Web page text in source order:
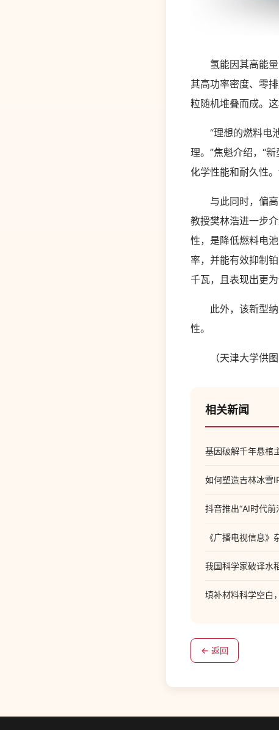
氢能因其高能量
其高功率密度、零
粒随机堆叠而成。
“理想的燃料电池
理。”焦魁介绍，“
化学性能和耐久性。
与此同时，偏高
教授樊林浩进一步
性，是降低燃料电
率，并能有效抑制
千瓦，且表现出更为
此外，该新型纳
性。
（天津大学供图
相关新闻
基因破解千年悬棺
如何塑造吉林冰雪
抖音推出“AI时代
《广播电视信息》
我国科学家破译水
填补材料科学空白
← 返回